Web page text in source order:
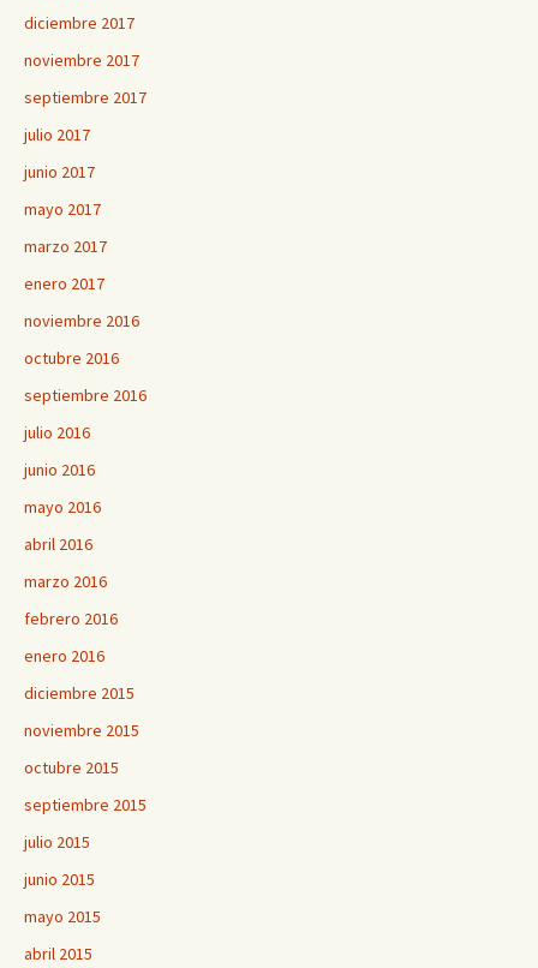
diciembre 2017
noviembre 2017
septiembre 2017
julio 2017
junio 2017
mayo 2017
marzo 2017
enero 2017
noviembre 2016
octubre 2016
septiembre 2016
julio 2016
junio 2016
mayo 2016
abril 2016
marzo 2016
febrero 2016
enero 2016
diciembre 2015
noviembre 2015
octubre 2015
septiembre 2015
julio 2015
junio 2015
mayo 2015
abril 2015